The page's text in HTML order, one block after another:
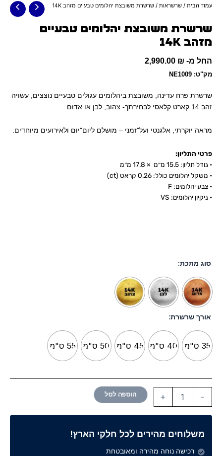
עמוד הבית / שרשראות / שרשרת משובצת יהלומים טבעיים מזהב 14K
שרשרת משובצת יהלומים טבעיים
מזהב 14K
החל מ- 2,990.00 ₪
מק"ט: NE1009
שרשרת פרח עדינה, משובצת ביהלומים עגולים טבעיים נוצצים, עשויה
זהב 14 קארט קלאסי לבחירתך- צהוב, לבן או אדום.
מראה יוקרתי, אלגנטי ועל־זמני – מושלם ליום־יום ולאירועים מיוחדים.
פרטי התליון:
• גודל תליון: 15.5 מ״מ × 17.8
מ״מ
• משקל יהלומים כולל: 0.26 קראט (ct)
• צבע יהלומים: ‎F
• ניקיון יהלומים: VS
סוג מתכת:
אורך שרשרת:
35 ס"מ 40 ס"מ 45 ס"מ 50 ס"מ 55 ס"מ
-
+ הוספה לסל
משלוחים מהירים לכל חלקי הארץ!
רכישה נוחה מהירה ומאובטחת